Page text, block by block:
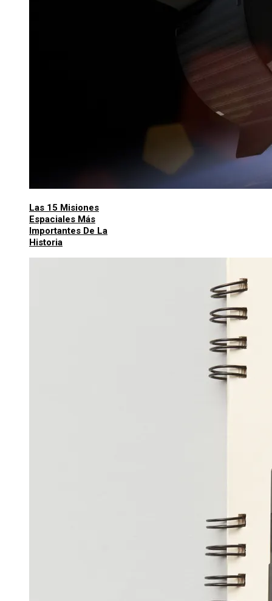
Las 15 Misiones
Espaciales Más
Importantes De La
Historia